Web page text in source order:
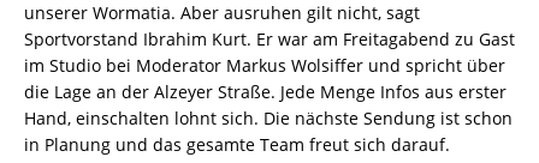
unserer Wormatia. Aber ausruhen gilt nicht, sagt
Sportvorstand Ibrahim Kurt. Er war am Freitagabend zu Gast
im Studio bei Moderator Markus Wolsiffer und spricht über
die Lage an der Alzeyer Straße. Jede Menge Infos aus erster
Hand, einschalten lohnt sich. Die nächste Sendung ist schon
in Planung und das gesamte Team freut sich darauf.